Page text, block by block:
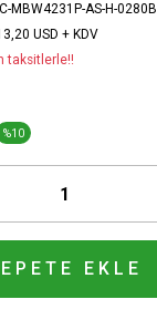
MBW4231P-AS-H-0280B
USD + KDV
taksitlerle!!
%10
EKLE